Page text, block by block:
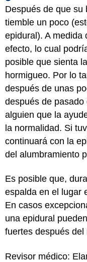
Después de que su
tiemble un poco
epidural). A medida
efecto, lo cual
posible que sienta
hormigueo. Por lo
después de unas
después de
alguien que la
la normalidad. Si
continuará con la
del alumbramiento
Es posible que,
espalda en el lugar
En casos
una epidural
fuertes después del
Revisor médico: